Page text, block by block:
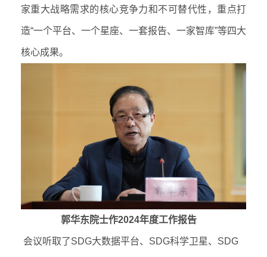
家重大战略需求的核心竞争力和不可替代性，重点打
造“一个平台、一个星座、一套报告、一家智库”等四大
核心成果。
郭华东院士作2024年度工作报告
会议听取了SDG大数据平台、 SDG科学卫星、 SDG